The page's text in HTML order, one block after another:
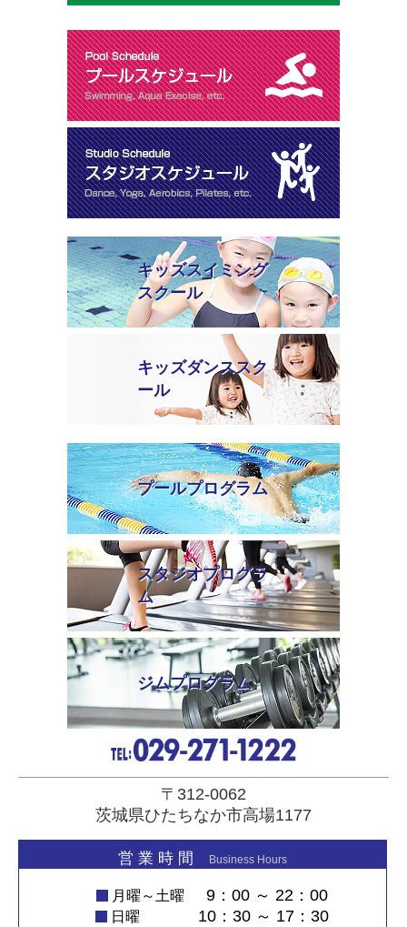
キッズスイミング
スクール
キッズダンススク
ール
プールプログラム
スタジオプログラ
ム
ジムプログラム
〒312-0062
茨城県ひたちなか市高場1177
営 業 時 間 Business Hours
月曜～土曜 9：00 ～ 22：00
日曜 10：30 ～ 17：30